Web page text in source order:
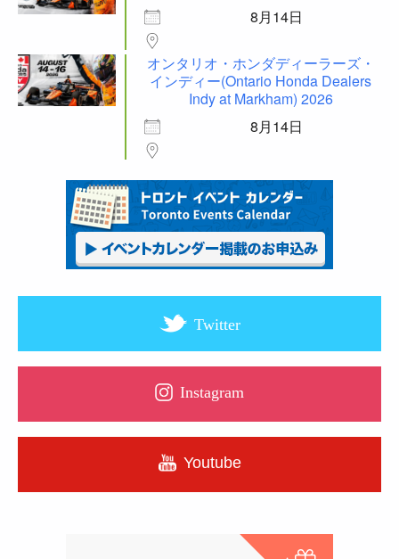
8月14日
オンタリオ・ホンダディーラーズ・
インディー(Ontario Honda Dealers
Indy at Markham) 2026
8月14日
Twitter
Instagram
Youtube